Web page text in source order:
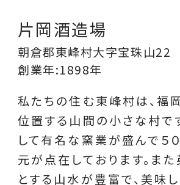
片岡酒造場
朝倉郡東峰村大字宝珠山22
創業年:1898年
私たちの住む東峰村は、福
位置する山間の小さな村で
して有名な窯業が盛んで５
元が点在しております。ま
とする山水が豊富で、美味